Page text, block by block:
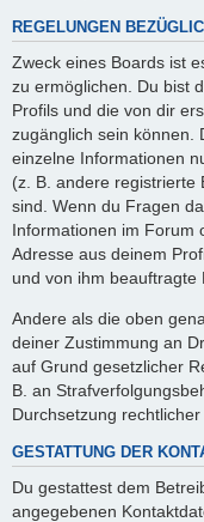
REGELUNGEN
Zweck eines Boards ist
zu ermöglichen. Du bist
Profils und die von dir
zugänglich sein können.
einzelne Informationen
(z. B. andere registrierte
sind. Wenn du Fragen
Informationen im Forum
Adresse aus deinem
und von ihm beauftragte
Andere als die oben
deiner Zustimmung an
auf Grund gesetzlicher
B. an
Durchsetzung
GESTATTUNG DER
Du gestattest dem
angegebenen